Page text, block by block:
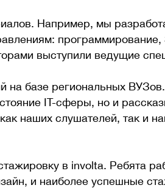
Например, мы
выступили ведущие
на базе региональных
IT-сферы, но и
наших слушателей, так и
в involta. Ребята
и наиболее успешные